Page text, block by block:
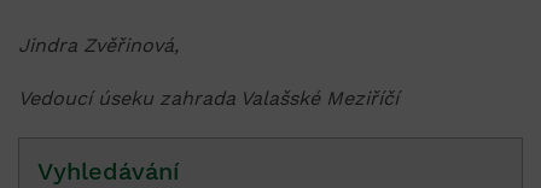
Jindra Zvěřinová,
Vedoucí úseku zahrada Valašské Meziříčí
Vyhledávání